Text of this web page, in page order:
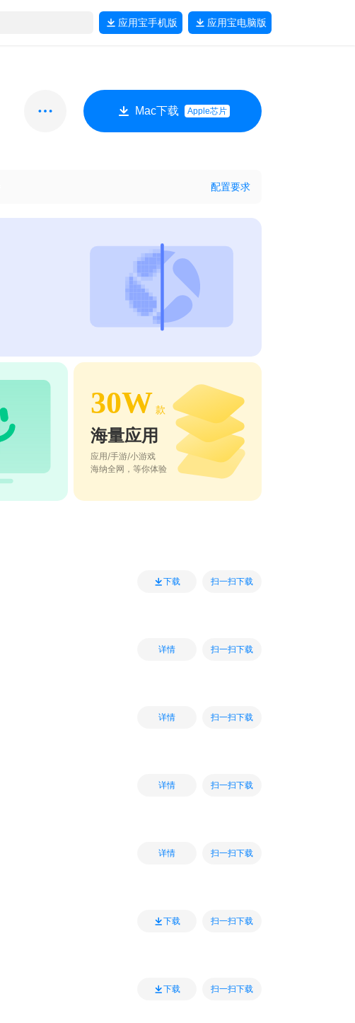
应用宝手机版 应用宝电脑版
Mac下载 Apple芯片
配置要求
30W 款
海量应用
应用/手游/小游戏
海纳全网，等你体验
下载 扫一扫下载
详情 扫一扫下载
详情 扫一扫下载
详情 扫一扫下载
详情 扫一扫下载
下载 扫一扫下载
下载 扫一扫下载